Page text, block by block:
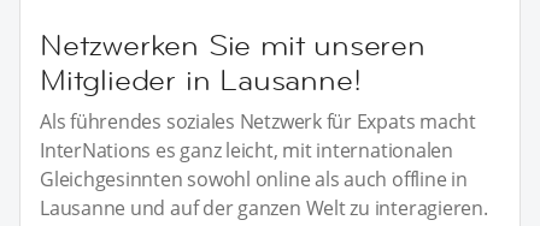
Netzwerken Sie mit unseren
Mitglieder in Lausanne!
Als führendes soziales Netzwerk für Expats macht
InterNations es ganz leicht, mit internationalen
Gleichgesinnten sowohl online als auch offline in
Lausanne und auf der ganzen Welt zu interagieren.